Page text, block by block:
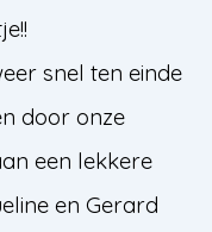
snel ten einde
door onze
een lekkere
en Gerard